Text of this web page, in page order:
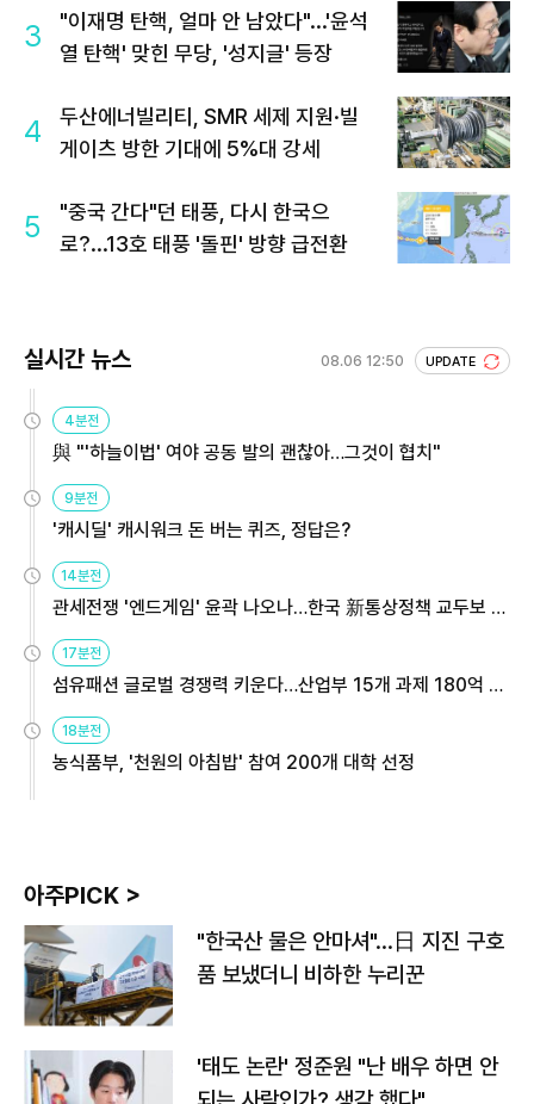
3
"이재명 탄핵, 얼마 안 남았다"...'윤석
열 탄핵' 맞힌 무당, '성지글' 등장
4
두산에너빌리티, SMR 세제 지원·빌
게이츠 방한 기대에 5%대 강세
5
"중국 간다"던 태풍, 다시 한국으
로?...13호 태풍 '돌핀' 방향 급전환
실시간 뉴스 08.06 12:50 UPDATE
4분전
與 "'하늘이법' 여야 공동 발의 괜찮아…그것이 협치"
9분전
'캐시딜' 캐시워크 돈 버는 퀴즈, 정답은?
14분전
관세전쟁 '엔드게임' 윤곽 나오나…한국 新통상정책 교두보 활
용해야
17분전
섬유패션 글로벌 경쟁력 키운다…산업부 15개 과제 180억 지
원
18분전
농식품부, '천원의 아침밥' 참여 200개 대학 선정
아주PICK >
"한국산 물은 안마셔"…日 지진 구호
품 보냈더니 비하한 누리꾼
'태도 논란' 정준원 "난 배우 하면 안